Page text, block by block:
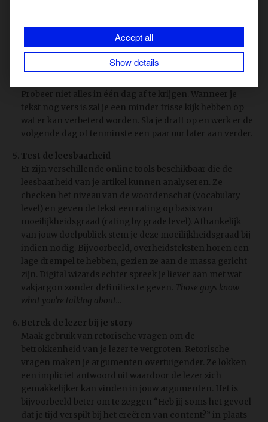
Accept all
Show details
vergelijkbaar met die van iemand die de krant offline
leest. Jouw lezer wil zijn informatie snel en helder. Hoe
korter je paragrafen, hoe beter.
Probeer niet alles in één dag af te krijgen. Wanneer je
tekst nog vers is zal je een minder frisse kijk hebben op
wat er kan verbeterd worden. Sla je draft op en werk er de
volgende dag of tenminste een paar uur later aan verder.
Test de leesbaarheid
Er zijn verschillende online tools beschikbaar die de
leesbaarheid van je artikel kunnen analyseren. Ze
checken het niveau van de woordenschat (vocabulary
level) en geven de tekst een rating op basis van
moeilijkheidsgraad (rating by grade level). Afhankelijk
van jouw doelpubliek stem je deze moeilijkheidsgraad bij
indien nodig. Bijvoorbeeld, overheidsteksten horen een
lage drempel te hebben, gezien ze aan de massa gericht
zijn. Digital wizards echter spreek je liever aan met wat
vakjargon zonder definities te geven. Those guys know
what you're talking about...
Betrek de lezer bij je story
Maak gebruik van retorische vragen om de
betrokkenheid van je lezer te vergroten. Retorische
vragen maken je argumenten overtuigender. Ze lokken
een impliciet antwoord uit waardoor de lezer zich
gemakkelijker kan vinden in jouw argumenten. Het is
bijvoorbeeld beter om te zeggen “Heb jij soms het gevoel
dat je tijd verspilt bij het creëren van content?” in plaats